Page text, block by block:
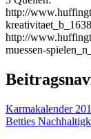
http://
http://
muessen-
Karmakalender
Betties